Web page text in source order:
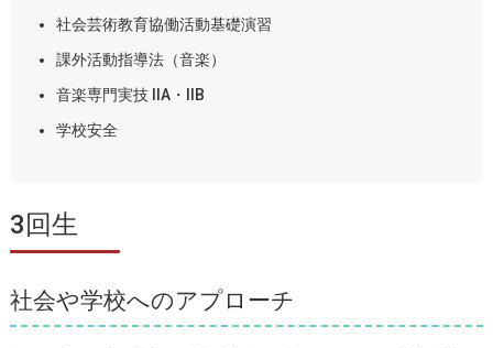
社会芸術教育協働活動基礎演習
課外活動指導法（音楽）
音楽専門実技 IIA・IIB
学校安全
3回生
社会や学校へのアプローチ